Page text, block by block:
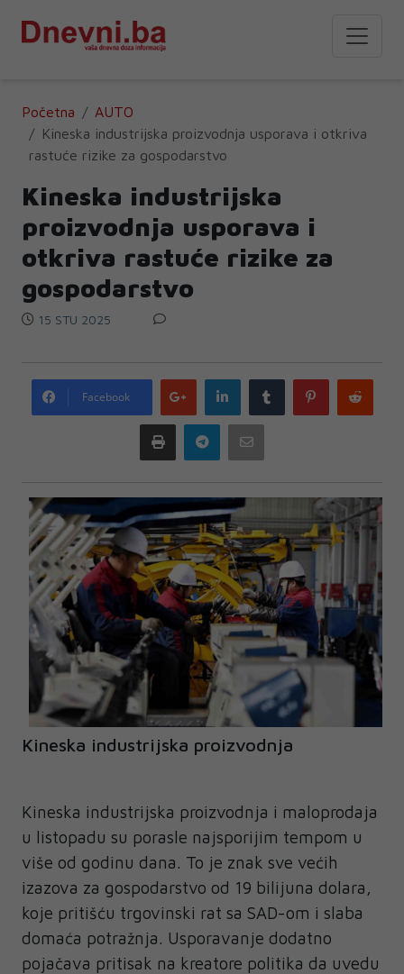
Početna
AUTO
Kineska industrijska proizvodnja usporava i otkriva
rastuće rizike za gospodarstvo
Kineska industrijska
proizvodnja usporava i
otkriva rastuće rizike za
gospodarstvo
15 STU 2025
Facebook
Google
plus
LinkedIn Tumblr Pinterest
Print Telegram
Kineska industrijska proizvodnja
Kineska industrijska proizvodnja i maloprodaja
u listopadu su porasle najsporijim tempom u
više od godinu dana. To je znak sve većih
izazova za gospodarstvo od 19 bilijuna dolara,
koje pritišću trgovinski rat sa SAD-om i slaba
domaća potražnja. Usporavanje dodatno
pojačava pritisak na kreatore politika da uvedu